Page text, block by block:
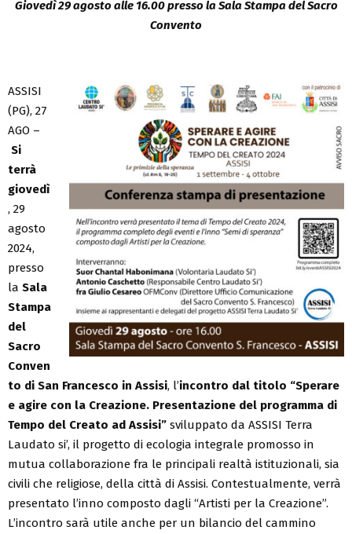
Giovedì 29 agosto alle 16.00 presso la Sala Stampa del Sacro
Convento
ASSISI
(PG), 27
AGO –
Si
terrà
giovedì
, 29
agosto
2024,
presso
la Sala
Stampa
del
Sacro
Conven
to di San Francesco in Assisi, l’incontro dal titolo “Sperare
e agire con la Creazione. Presentazione del programma di
Tempo del Creato ad Assisi” sviluppato da ASSISI Terra
Laudato si’, il progetto di ecologia integrale promosso in
mutua collaborazione fra le principali realtà istituzionali, sia
civili che religiose, della città di Assisi. Contestualmente, verrà
presentato l’inno composto dagli “Artisti per la Creazione”.
L’incontro sarà utile anche per un bilancio del cammino